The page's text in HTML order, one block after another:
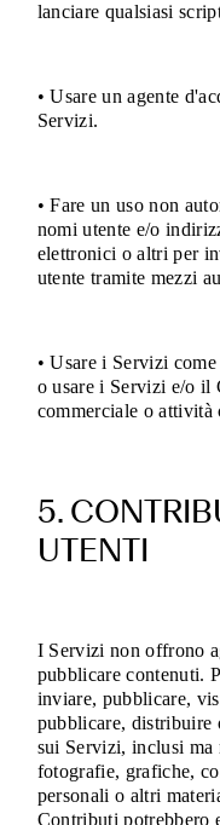
lanciare qualsiasi
• Usare un agente
Servizi.
• Fare un uso non
nomi utente e/o
elettronici o altri per
utente tramite mezzi
• Usare i Servizi
o usare i Servizi e/o il
commerciale o attività
5.
UTENTI
I Servizi non offrono
pubblicare contenuti.
inviare, pubblicare,
pubblicare, distribuire
sui Servizi, inclusi
fotografie, grafiche,
personali o altri
Contributi potrebbero